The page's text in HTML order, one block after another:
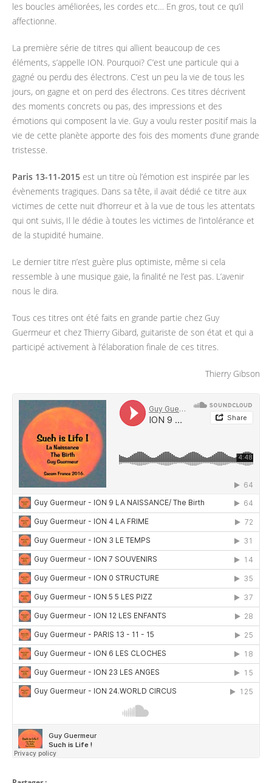
les boucles améliorées, les cordes etc… En gros, tout ce qu’il
affectionne.
La première série de titres qui allient beaucoup de ces
éléments, s’appelle ION. Pourquoi? C’est une particule qui a
gagné ou perdu des électrons. C’est un peu la vie de tous les
jours, on gagne et on perd des électrons. Ces titres décrivent
des moments concrets ou pas, des impressions et des
émotions qui composent la vie. Guy a voulu rester positif mais la
vie de cette planète apporte des fois des moments d’une grande
tristesse.
Paris 13-11-2015 est un titre où l’émotion est inspirée par les
évènements tragiques. Dans sa tête, il avait dédié ce titre aux
victimes de cette nuit d’horreur et à la vue de tous les attentats
qui ont suivis, Il le dédie à toutes les victimes de l’intolérance et
de la stupidité humaine.
Le dernier titre n’est guère plus optimiste, même si cela
ressemble à une musique gaie, la finalité ne l’est pas. L’avenir
nous le dira.
Tous ces titres ont été faits en grande partie chez Guy
Guermeur et chez Thierry Gibard, guitariste de son état et qui a
participé activement à l’élaboration finale de ces titres.
Thierry Gibson